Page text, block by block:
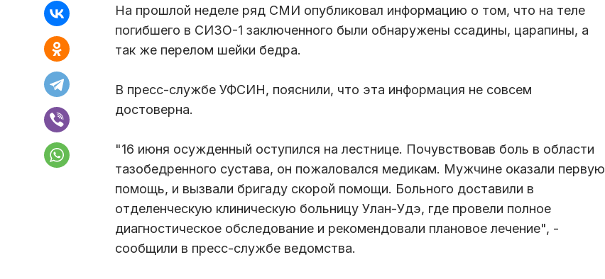
На прошлой неделе ряд СМИ опубликовал информацию о том, что на теле
погибшего в СИЗО-1 заключенного были обнаружены ссадины, царапины, а
так же перелом шейки бедра.
В пресс-службе УФСИН, пояснили, что эта информация не совсем
достоверна.
"16 июня осужденный оступился на лестнице. Почувствовав боль в области
тазобедренного сустава, он пожаловался медикам. Мужчине оказали первую
помощь, и вызвали бригаду скорой помощи. Больного доставили в
отделенческую клиническую больницу Улан-Удэ, где провели полное
диагностическое обследование и рекомендовали плановое лечение", -
сообщили в пресс-службе ведомства.